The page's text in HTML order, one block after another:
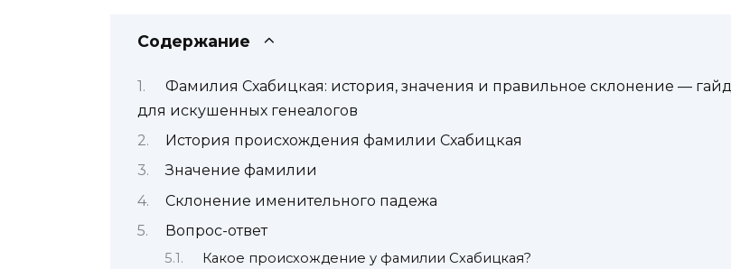
Содержание
Фамилия Схабицкая: история, значения и правильное склонение — гайд
для искушенных генеалогов
История происхождения фамилии Схабицкая
Значение фамилии
Склонение именительного падежа
Вопрос-ответ
Какое происхождение у фамилии Схабицкая?